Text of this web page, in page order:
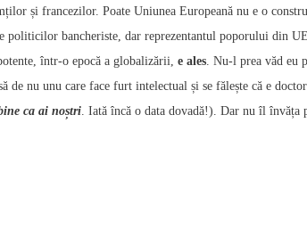
și francezilor. Poate Uniunea Europeană nu e o
politicilor bancheriste, dar reprezentantul poporului din
într-o epocă a globalizării, e ales. Nu-l prea văd eu
de nu unu care face furt intelectual și se fălește că e
ca ai noștri. Iată încă o data dovadă!). Dar nu îl învăța